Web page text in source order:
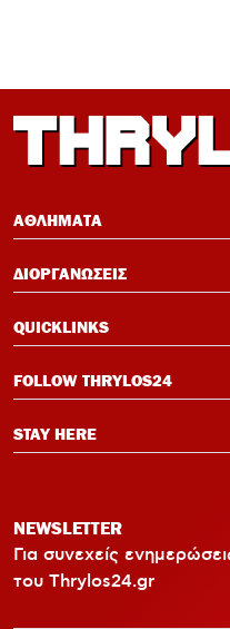
12:33
ανάγκες
ΑΘΛΗΜΑΤΑ
ΔΙΟΡΓΑΝΩΣΕΙΣ
QUICKLINKS
FOLLOW THRYLOS24
STAY HERE
NEWSLETTER
Για συνεχείς
του Thrylos24.gr